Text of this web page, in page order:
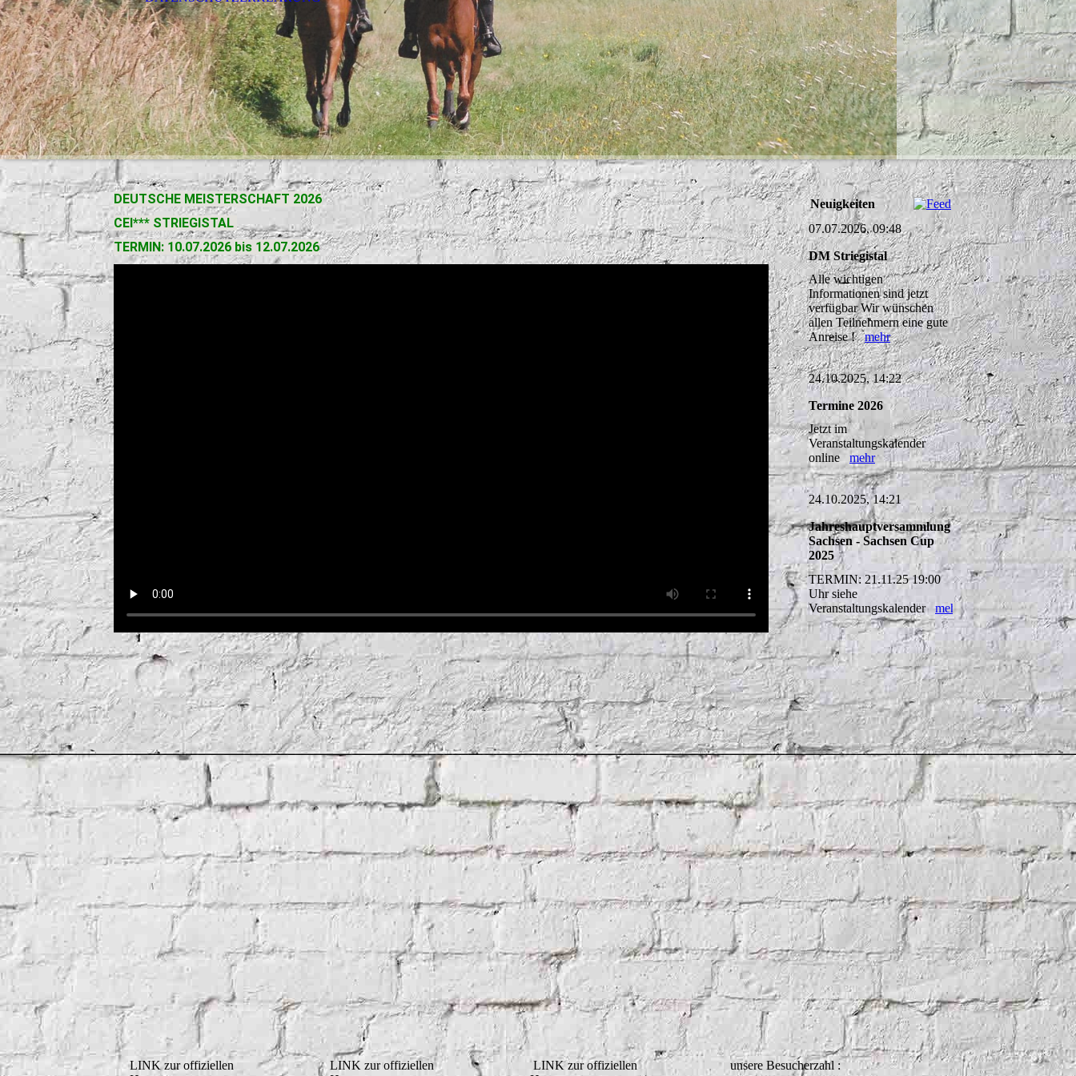
DEUTSCHE MEISTERSCHAFT 2026
CEI*** STRIEGISTAL
TERMIN: 10.07.2026 bis 12.07.2026
Neuigkeiten
07.07.2026, 09:48
DM Striegistal
Alle wichtigen
Informationen sind jetzt
verfügbar Wir wünschen
allen Teilnehmern eine gute
Anreise !mehr
24.10.2025, 14:22
Termine 2026
Jetzt im
Veranstaltungskalender
online mehr
24.10.2025, 14:21
Jahreshauptversammlung
Sachsen - Sachsen Cup
2025
TERMIN: 21.11.25 19:00
Uhr siehe
Veranstaltungskalendermehr
LINK zur offiziellen
LINK zur offiziellen
LINK zur offiziellen
unsere Besucherzahl :